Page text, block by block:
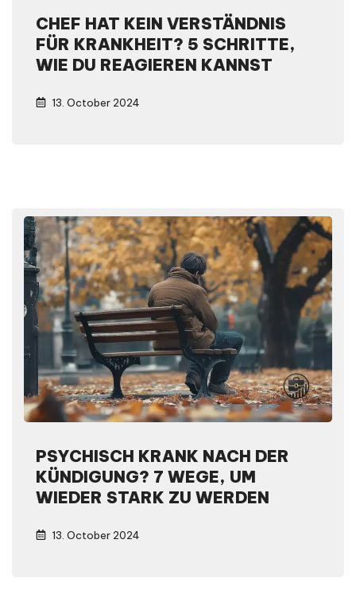
CHEF HAT KEIN VERSTÄNDNIS
FÜR KRANKHEIT? 5 SCHRITTE,
WIE DU REAGIEREN KANNST
13. October 2024
PSYCHISCH KRANK NACH DER
KÜNDIGUNG? 7 WEGE, UM
WIEDER STARK ZU WERDEN
13. October 2024